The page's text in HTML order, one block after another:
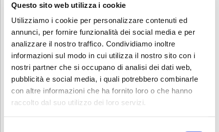
Questo sito web utilizza i cookie
Utilizziamo i cookie per personalizzare contenuti ed
annunci, per fornire funzionalità dei social media e per
analizzare il nostro traffico. Condividiamo inoltre
informazioni sul modo in cui utilizza il nostro sito con i
nostri partner che si occupano di analisi dei dati web,
pubblicità e social media, i quali potrebbero combinarle
con altre informazioni che ha fornito loro o che hanno
raccolto dal suo utilizzo dei loro servizi.
all’indirizzoformazione.curno@abf.eu
Il corso si svolgerà presso la sede ABF di Curno in via Padre Finassi
10 .
Sei interessato ad altri corsi di formazione? Consulta la
nostra paginaper scoprire le prossime novità.
INFORMATIVA RELATIVA AL CONTRATTO